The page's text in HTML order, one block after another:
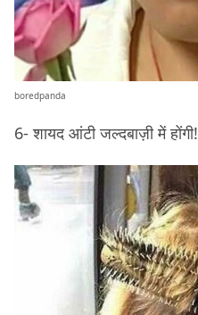
boredpanda
6- शायद आंटी जल्दबाज़ी में होंगी!